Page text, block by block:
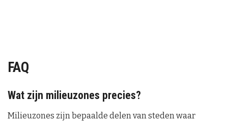
FAQ
Wat zijn milieuzones precies?
Milieuzones zijn bepaalde delen van steden waar